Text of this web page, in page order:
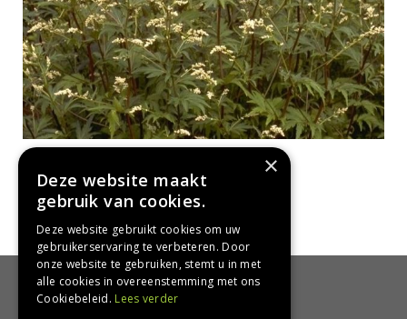
Artemisia lactiflora 'Guizhou'
HANDIG
×
Deze website maakt
gebruik van cookies.
Deze website gebruikt cookies om uw
gebruikerservaring te verbeteren. Door
onze website te gebruiken, stemt u in met
alle cookies in overeenstemming met ons
Cookiebeleid. Lees verder